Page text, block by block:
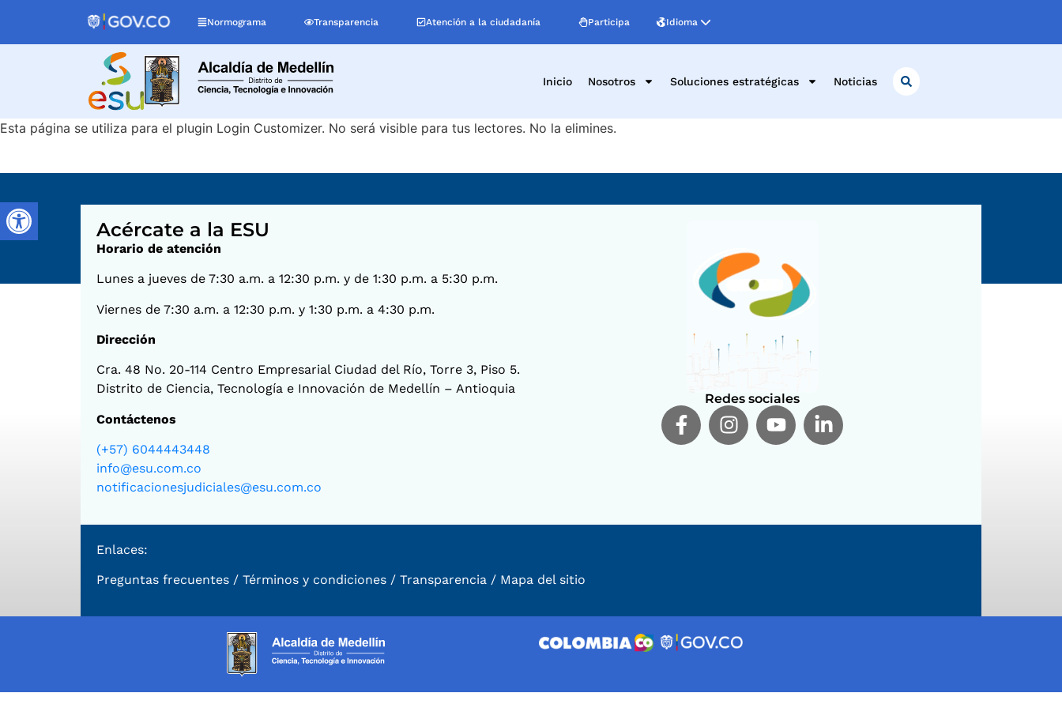
Normograma Transparencia Atención a la ciudadanía Participa Idioma
Inicio Nosotros Soluciones estratégicas Noticias
Esta página se utiliza para el plugin Login Customizer. No será visible para tus lectores. No la elimines.
Acércate a la ESU
Horario de atención
Lunes a jueves de 7:30 a.m. a 12:30 p.m. y de 1:30 p.m. a 5:30 p.m.
Viernes de 7:30 a.m. a 12:30 p.m. y 1:30 p.m. a 4:30 p.m.
Dirección
Cra. 48 No. 20-114 Centro Empresarial Ciudad del Río, Torre 3, Piso 5.
Distrito de Ciencia, Tecnología e Innovación de Medellín – Antioquia
Contáctenos
(+57) 6044443448
info@esu.com.co
notificacionesjudiciales@esu.com.co
Redes sociales
Enlaces:
Preguntas frecuentes / Términos y condiciones / Transparencia / Mapa del sitio